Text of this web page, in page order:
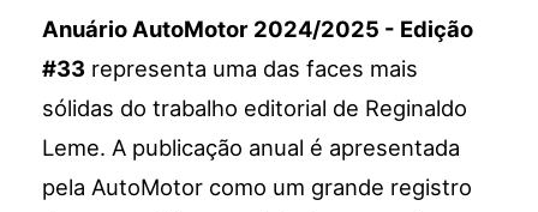
Anuário AutoMotor 2024/2025 - Edição
#33 representa uma das faces mais
sólidas do trabalho editorial de Reginaldo
Leme. A publicação anual é apresentada
pela AutoMotor como um grande registro